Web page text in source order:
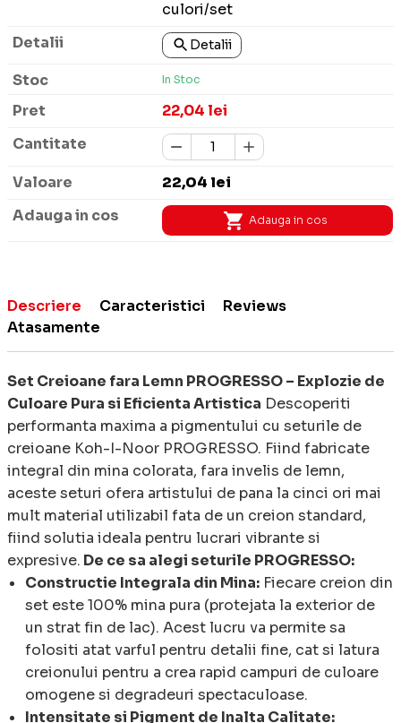
culori/set
Detalii
In Stoc
22,04 lei
22,04 lei
Adauga in cos
Descriere Caracteristici
Reviews
Atasamente
Set Creioane fara Lemn PROGRESSO – Explozie de
Culoare Pura si Eficienta Artistica Descoperiti
performanta maxima a pigmentului cu seturile de
creioane Koh-I-Noor PROGRESSO. Fiind fabricate
integral din mina colorata, fara invelis de lemn,
aceste seturi ofera artistului de pana la cinci ori mai
mult material utilizabil fata de un creion standard,
fiind solutia ideala pentru lucrari vibrante si
expresive. De ce sa alegi seturile PROGRESSO:
Constructie Integrala din Mina: Fiecare creion din
set este 100% mina pura (protejata la exterior de
un strat fin de lac). Acest lucru va permite sa
folositi atat varful pentru detalii fine, cat si latura
creionului pentru a crea rapid campuri de culoare
omogene si degradeuri spectaculoase.
Intensitate si Pigment de Inalta Calitate: